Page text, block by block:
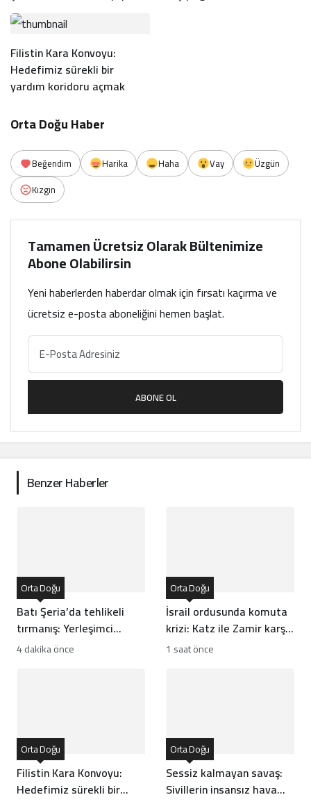
Filistin Kara Konvoyu:
Hedefimiz sürekli bir
yardım koridoru açmak
Orta Doğu Haber
Beğendim Harika Haha Vay
Üzgün
Kızgın
Tamamen Ücretsiz Olarak Bültenimize
Abone Olabilirsin
Yeni haberlerden haberdar olmak için fırsatı kaçırma ve
ücretsiz e-posta aboneliğini hemen başlat.
ABONE OL
Benzer Haberler
Batı Şeria’da tehlikeli
tırmanış: Yerleşimci
şiddetinin ardındaki
Orta Doğu
4 dakika önce
İsrail ordusunda komuta
krizi: Katz ile Zamir karşı
karşıya geldi
Orta Doğu
1 saat önce
Filistin Kara Konvoyu:
Hedefimiz sürekli bir
Orta Doğu
Sessiz kalmayan savaş:
Sivillerin insansız hava
Orta Doğu